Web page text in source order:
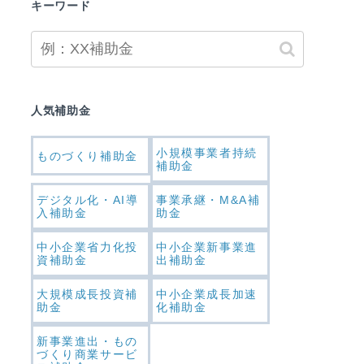
キーワード
人気補助金
ものづくり補助金
小規模事業者持続
補助金
デジタル化・AI導
入補助金
事業承継・M&A補
助金
中小企業省力化投
資補助金
中小企業新事業進
出補助金
大規模成長投資補
助金
中小企業成長加速
化補助金
新事業進出・もの
づくり商業サービ